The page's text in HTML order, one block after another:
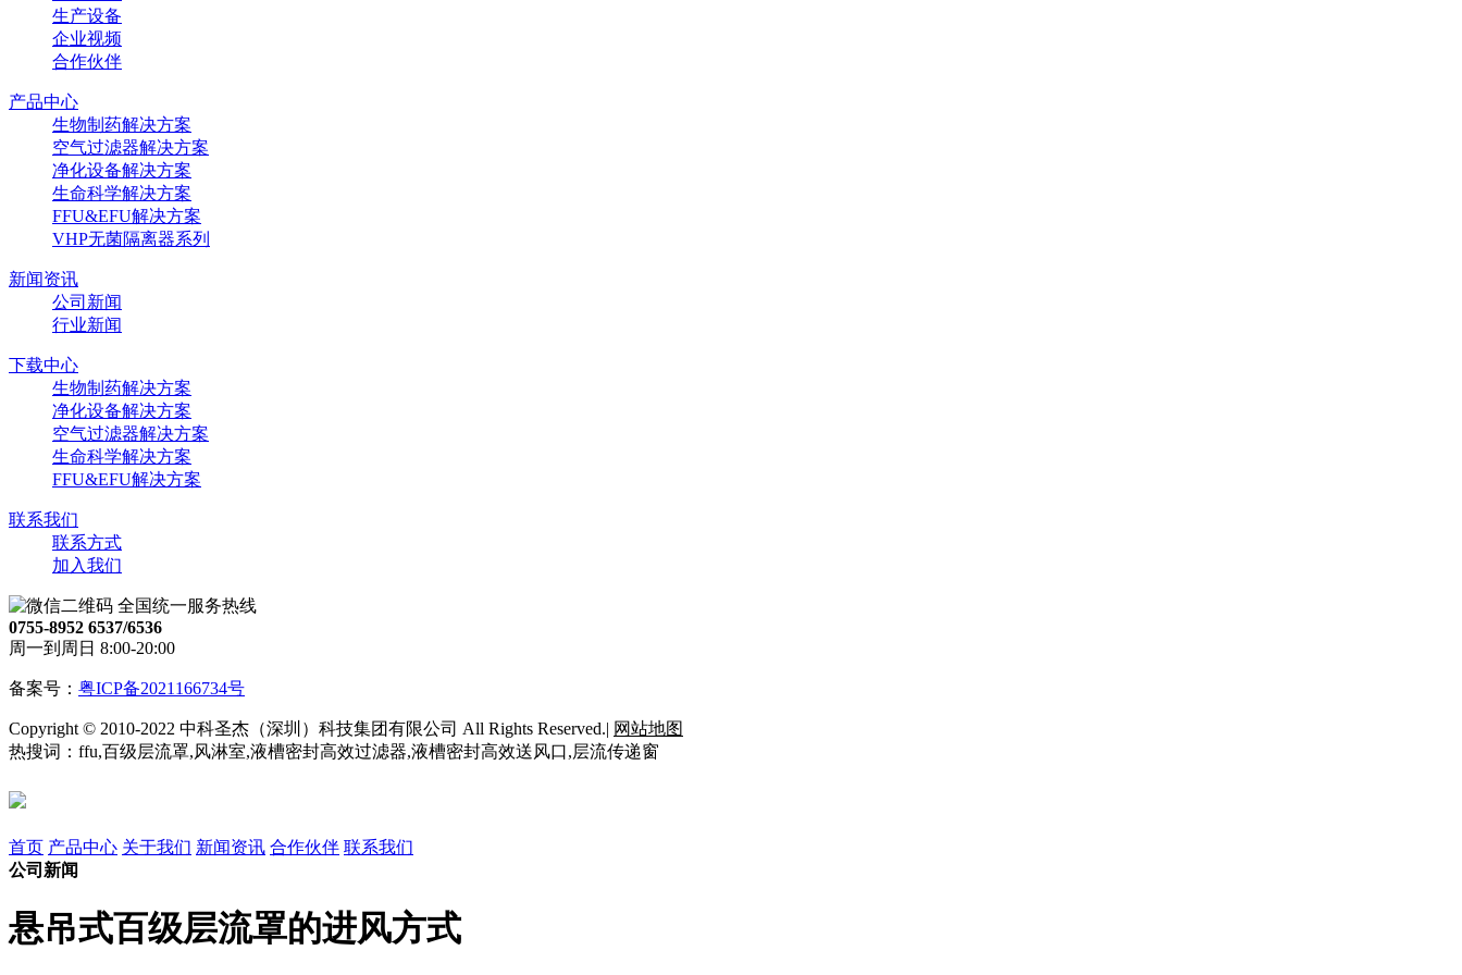
生产设备
企业视频
合作伙伴
产品中心
生物制药解决方案
空气过滤器解决方案
净化设备解决方案
生命科学解决方案
FFU&EFU解决方案
VHP无菌隔离器系列
新闻资讯
公司新闻
行业新闻
下载中心
生物制药解决方案
净化设备解决方案
空气过滤器解决方案
生命科学解决方案
FFU&EFU解决方案
联系我们
联系方式
加入我们
全国统一服务热线
0755-8952 6537/6536
周一到周日 8:00-20:00
备案号： 粤ICP备2021166734号
Copyright © 2010-2022 中科圣杰（深圳）科技集团有限公司 All Rights Reserved.| 网站地图
热搜词：ffu,百级层流罩,风淋室,液槽密封高效过滤器,液槽密封高效送风口,层流传递窗
首页 产品中心 关于我们 新闻资讯 合作伙伴 联系我们
公司新闻
悬吊式百级层流罩的进风方式